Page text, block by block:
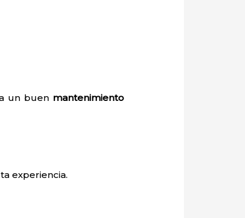
un buen mantenimiento
experiencia.